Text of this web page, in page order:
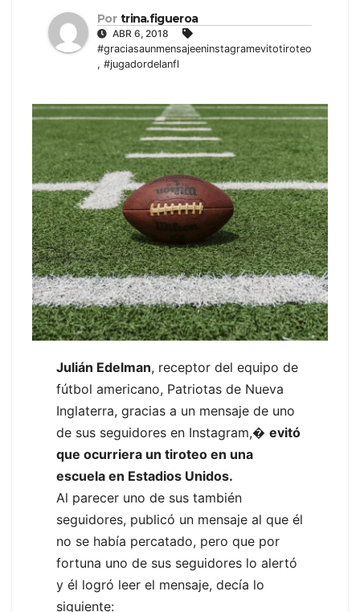
Por trina.figueroa
ABR 6, 2018
#graciasaunmensajeeninstagramevitotiroteo
, #jugadordelanfl
Julián Edelman, receptor del equipo de
fútbol americano, Patriotas de Nueva
Inglaterra, gracias a un mensaje de uno
de sus seguidores en Instagram,� evitó
que ocurriera un tiroteo en una
escuela en Estadios Unidos.
Al parecer uno de sus también
seguidores, publicó un mensaje al que él
no se había percatado, pero que por
fortuna uno de sus seguidores lo alertó
y él logró leer el mensaje, decía lo
siguiente: